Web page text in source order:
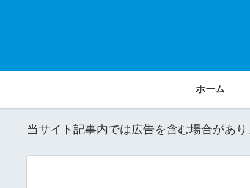
ホーム
当サイト記事内では広告を含む場合があり